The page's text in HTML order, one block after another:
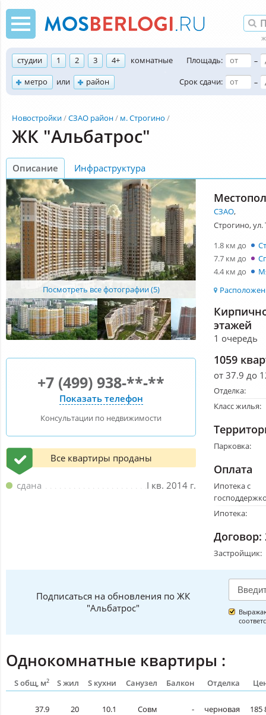
студии 1 2 3 4+
комнатные
метро
или район
Площадь:
–
Срок сдачи:
–
Новостройки СЗАО район м. Строгино
ЖК "Альбатрос"
Описание Инфраструктура
Посмотреть все фотографии (5)
+7 (499) 938-**-**
Показать телефон
Консультации по недвижимости
Все квартиры проданы
I кв. 2014 г.
сдана
СЗАО,
Строгино, ул.
1.8 км до
7.7 км до
4.4 км до
этажей
1 очередь
1059
от 37.9 до
Отделка:
Класс жилья:
Парковка:
Оплата
Ипотека с
Ипотека:
Договор:
Застройщик:
Подписаться на обновления по ЖК
"Альбатрос"
Однокомнатные квартиры :
S общ, м2 S жил S кухни Санузел Балкон Отделка
37.9 20 10.1 Совм - черновая 185